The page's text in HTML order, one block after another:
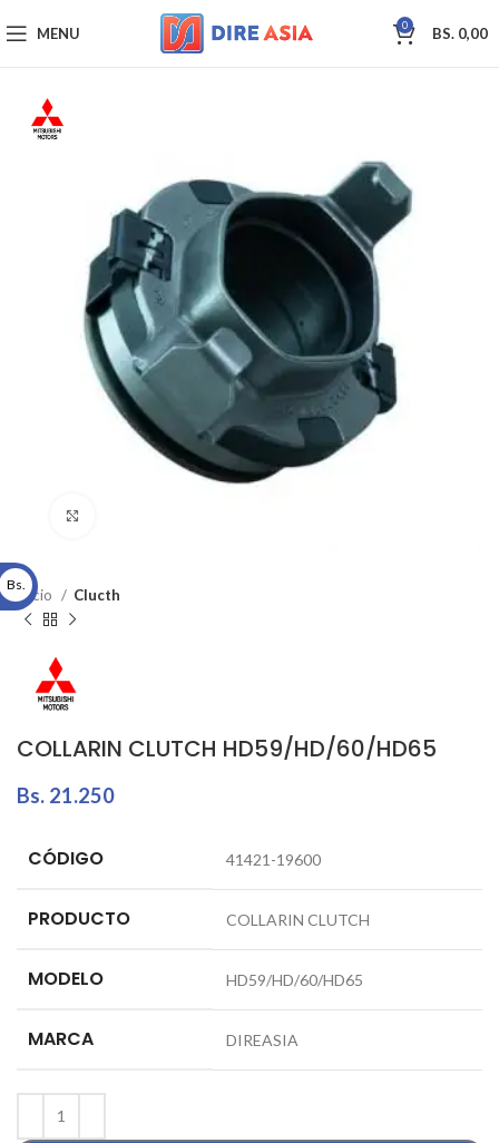
MENU 0 BS. 0,00
Inicio Clucth
COLLARIN CLUTCH HD59/HD/60/HD65
Bs. 21.250
CÓDIGO 41421-19600
PRODUCTO COLLARIN CLUTCH
MODELO HD59/HD/60/HD65
MARCA DIREASIA
Bs.